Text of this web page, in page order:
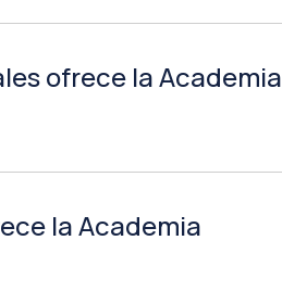
ofrece la Academia
la Academia